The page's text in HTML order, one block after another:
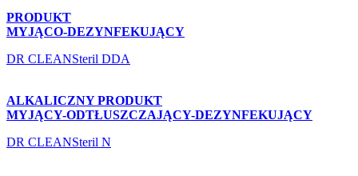
PRODUKT
MYJĄCO-DEZYNFEKUJĄCY
DR CLEANSteril DDA
ALKALICZNY PRODUKT
MYJĄCY-ODTŁUSZCZAJĄCY-DEZYNFEKUJĄCY
DR CLEANSteril N